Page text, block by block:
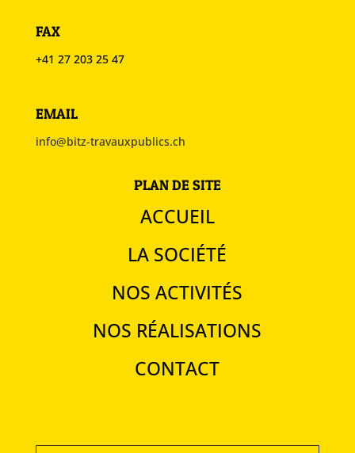
FAX
+41 27 203 25 47
EMAIL
info@bitz-travauxpublics.ch
PLAN DE SITE
ACCUEIL
LA SOCIÉTÉ
NOS ACTIVITÉS
NOS RÉALISATIONS
CONTACT